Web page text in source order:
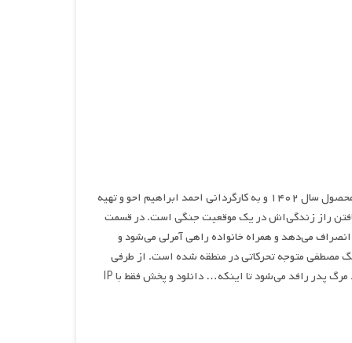
آمرلی، نام سریالی درام، جنگی و عاشقانه محصول سال ۱۴۰۲ و به کارگردانی احمد ابراهیم احو و تهیه
یافتن راز زندگی‌اش در یک موقعیت جنگی است. در قسمت
می‌دهد و همراه خانواده راهی آمرلی می‌شود و
مصطفی متوجه تحرکاتی در منطقه شده است. از طرفی
هاله (همسر رافد) به ارتباط او با دختری بنام سجی مشکوک است و متوجه حقایقی در مورد مرگ پدر رافد می‌شود تا اینکه… دانلود و پخش فقط با IP